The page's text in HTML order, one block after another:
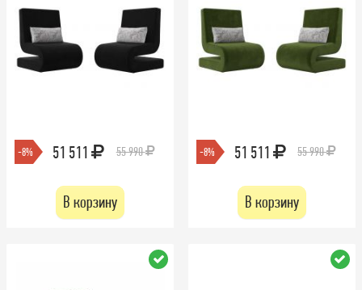
-8% 51 511 55 990
В корзину
-8% 51 511 55 990
В корзину